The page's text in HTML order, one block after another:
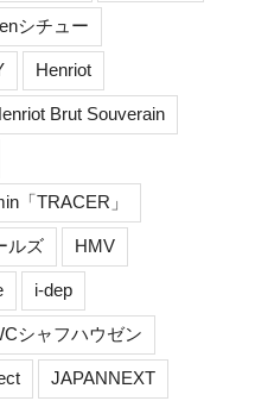
シチュー
Henriot
Brut Souverain
「TRACER」
ルズ HMV
i-dep
シャフハウゼン
JAPANNEXT